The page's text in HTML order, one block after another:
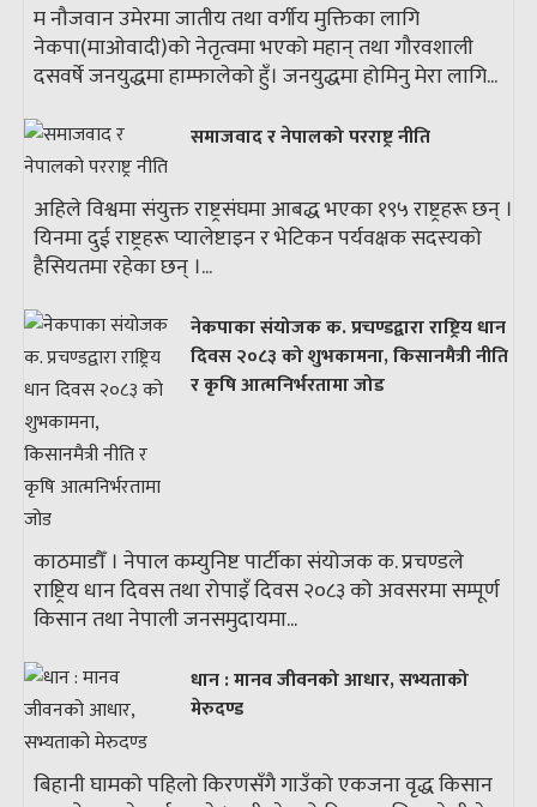
म नौजवान उमेरमा जातीय तथा वर्गीय मुक्तिका लागि
नेकपा(माओवादी)को नेतृत्वमा भएको महान् तथा गौरवशाली
दसवर्षे जनयुद्धमा हाम्फालेको हुँ। जनयुद्धमा होमिनु मेरा लागि...
समाजवाद र नेपालको परराष्ट्र नीति
अहिले विश्वमा संयुक्त राष्ट्रसंघमा आबद्ध भएका १९५ राष्ट्रहरू छन् ।
यिनमा दुई राष्ट्रहरू प्यालेष्टाइन र भेटिकन पर्यवक्षक सदस्यको
हैसियतमा रहेका छन् ।...
नेकपाका संयोजक क. प्रचण्डद्वारा राष्ट्रिय धान
दिवस २०८३ को शुभकामना, किसानमैत्री नीति
र कृषि आत्मनिर्भरतामा जोड
काठमाडौँ । नेपाल कम्युनिष्ट पार्टीका संयोजक क. प्रचण्डले
राष्ट्रिय धान दिवस तथा रोपाइँ दिवस २०८३ को अवसरमा सम्पूर्ण
किसान तथा नेपाली जनसमुदायमा...
धान : मानव जीवनको आधार, सभ्यताको
मेरुदण्ड
बिहानी घामको पहिलो किरणसँगै गाउँको एकजना वृद्ध किसान